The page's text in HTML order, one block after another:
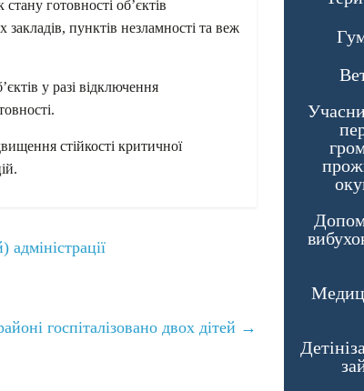
готовності об’єктів
пунктів незламності та веж
у разі відключення
стійкості критичної
госпіталізовано двох дітей →